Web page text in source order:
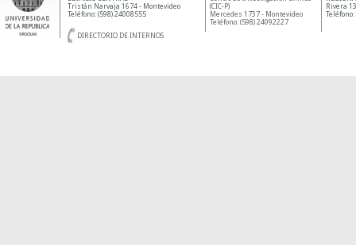
Rivera
Teléfono:
(CIC-P)
Mercedes 1737 - Montevideo
Teléfono: (598) 24092227
Tristán Narvaja 1674 - Montevideo
Teléfono: (598) 24008555
DIRECTORIO DE INTERNOS